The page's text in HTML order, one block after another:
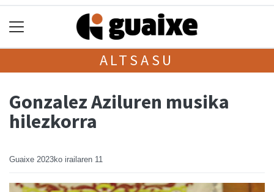
ALTSASU
Gonzalez Aziluren musika
hilezkorra
Guaixe 2023ko irailaren 11